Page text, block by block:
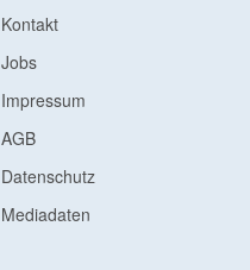
Kontakt
Jobs
Impressum
AGB
Datenschutz
Mediadaten